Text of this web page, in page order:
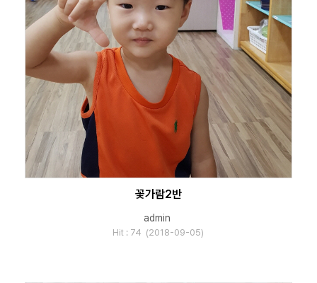
꽃가람2반
admin
Hit : 74 (2018-09-05)